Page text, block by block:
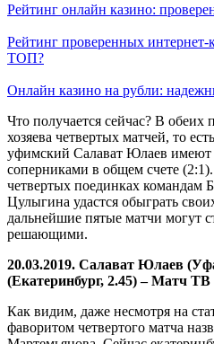
Рейтинг онлайн казино:
Рейтинг проверенных интернет-
ТОП?
Онлайн казино на рубли:
Что получается сейчас? В
хозяева четвертых матчей, то
уфимский Салават Юлаев
соперниками в общем счете
четвертых поединках командам
Цулыгина удастся обыграть
дальнейшие пятые матчи могут
решающими.
20.03.2019. Салават Юлаев
(Екатеринбург, 2.45) – Матч ТВ
Как видим, даже несмотря на
фаворитом четвертого матча